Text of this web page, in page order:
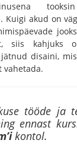
Kuigi akud on
siis kahjuks
disaini,
vahetada.
tööde ja
ennast
kontol.